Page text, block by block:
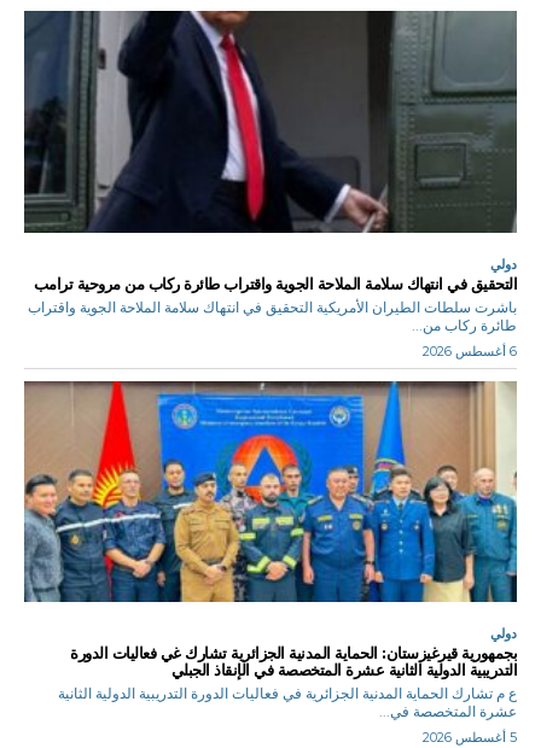
دولي
التحقيق في انتهاك سلامة الملاحة الجوية واقتراب طائرة ركاب من مروحية ترامب
باشرت سلطات الطيران الأمريكية التحقيق في انتهاك سلامة الملاحة الجوية واقتراب
طائرة ركاب من...
6 أغسطس 2026
دولي
بجمهورية قيرغيزستان: الحماية المدنية الجزائرية تشارك غي فعاليات الدورة
التدريبية الدولية الثانية عشرة المتخصصة في الإنقاذ الجبلي
ع م تشارك الحماية المدنية الجزائرية في فعاليات الدورة التدريبية الدولية الثانية
عشرة المتخصصة في...
5 أغسطس 2026